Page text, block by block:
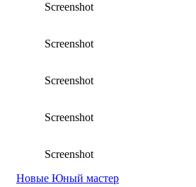
Screenshot
Screenshot
Screenshot
Screenshot
Screenshot
Новые Юный мастер